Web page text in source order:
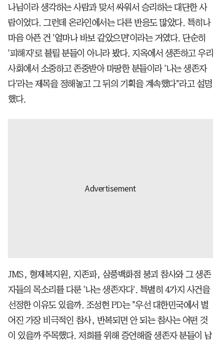
나님이라 생각하는 사람과 맞서 싸워서 승리하는 대단한 사
람이었다. 그런데 온라인에서는 다른 반응도 많았다. 특히나
마음 아픈 건 '얼마나 바보 같았으면'이라는 거였다. 단순히
'피해자'로 불릴 분들이 아니라 봤다. 지옥에서 생존하고 우리
사회에서 소중하고 존중받아 마땅한 분들이라 '나는 생존자
다'라는 제목을 정해놓고 그 뒤의 기획을 계속했다"라고 설명
했다.
JMS, 형제복지원, 지존파, 삼풍백화점 붕괴 참사와 그 생존
자들의 목소리를 다룬 '나는 생존자다'. 특별히 4가지 사건을
선정한 이유도 있을까. 조성현 PD는 "우선 대한민국에서 벌
어진 가장 비극적인 참사, 반복되면 안 되는 참사는 어떤 것
이 있을까 주목했다. 저희를 위해 증언해줄 생존자 분들이 남